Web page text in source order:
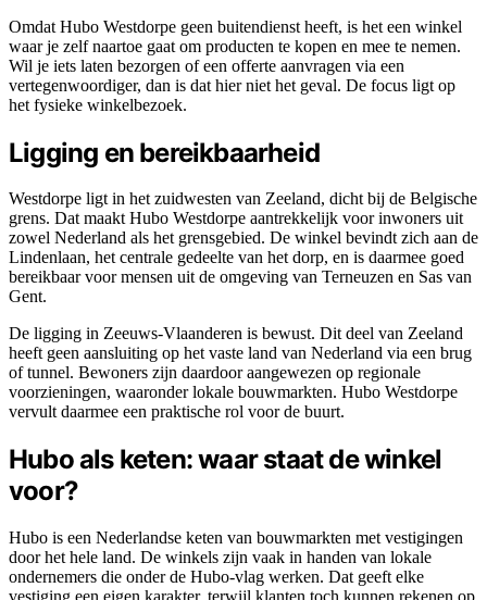
Omdat Hubo Westdorpe geen buitendienst heeft, is het een winkel
waar je zelf naartoe gaat om producten te kopen en mee te nemen.
Wil je iets laten bezorgen of een offerte aanvragen via een
vertegenwoordiger, dan is dat hier niet het geval. De focus ligt op
het fysieke winkelbezoek.
Ligging en bereikbaarheid
Westdorpe ligt in het zuidwesten van Zeeland, dicht bij de Belgische
grens. Dat maakt Hubo Westdorpe aantrekkelijk voor inwoners uit
zowel Nederland als het grensgebied. De winkel bevindt zich aan de
Lindenlaan, het centrale gedeelte van het dorp, en is daarmee goed
bereikbaar voor mensen uit de omgeving van Terneuzen en Sas van
Gent.
De ligging in Zeeuws-Vlaanderen is bewust. Dit deel van Zeeland
heeft geen aansluiting op het vaste land van Nederland via een brug
of tunnel. Bewoners zijn daardoor aangewezen op regionale
voorzieningen, waaronder lokale bouwmarkten. Hubo Westdorpe
vervult daarmee een praktische rol voor de buurt.
Hubo als keten: waar staat de winkel
voor?
Hubo is een Nederlandse keten van bouwmarkten met vestigingen
door het hele land. De winkels zijn vaak in handen van lokale
ondernemers die onder de Hubo-vlag werken. Dat geeft elke